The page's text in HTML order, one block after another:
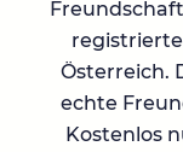
Österreich.
echte
Kostenlos